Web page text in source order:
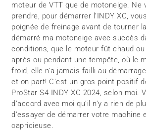
moteur de VTT que de motoneige. Ne
prendre, pour démarrer l’INDY XC,
poignée de freinage avant de tourner
démarré ma motoneige avec succès
conditions, que le moteur fût chaud
après ou pendant une tempête, où le
froid, elle n’a jamais failli au
et on part! C’est un gros point positif
ProStar S4 INDY XC 2024, selon moi.
d’accord avec moi qu’il n’y a rien de
d’essayer de démarrer votre machine
capricieuse.